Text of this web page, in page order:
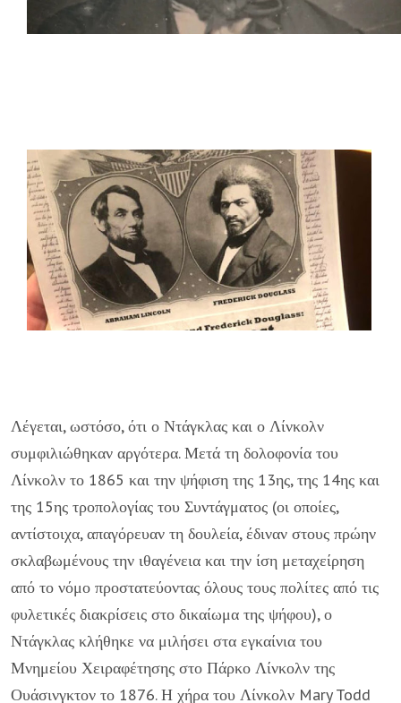
Λέγεται, ωστόσο, ότι ο Ντάγκλας και ο Λίνκολν
συμφιλιώθηκαν αργότερα. Μετά τη δολοφονία του
Λίνκολν το 1865 και την ψήφιση της 13ης, της 14ης και
της 15ης τροπολογίας του Συντάγματος (οι οποίες,
αντίστοιχα, απαγόρευαν τη δουλεία, έδιναν στους πρώην
σκλαβωμένους την ιθαγένεια και την ίση μεταχείρηση
από το νόμο προστατεύοντας όλους τους πολίτες από τις
φυλετικές διακρίσεις στο δικαίωμα της ψήφου), ο
Ντάγκλας κλήθηκε να μιλήσει στα εγκαίνια του
Μνημείου Χειραφέτησης στο Πάρκο Λίνκολν της
Ουάσινγκτον το 1876. Η χήρα του Λίνκολν Mary Todd